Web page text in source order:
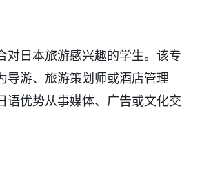
对日本旅游感兴趣的学生。该专
导游、旅游策划师或酒店管理
语优势从事媒体、广告或文化交